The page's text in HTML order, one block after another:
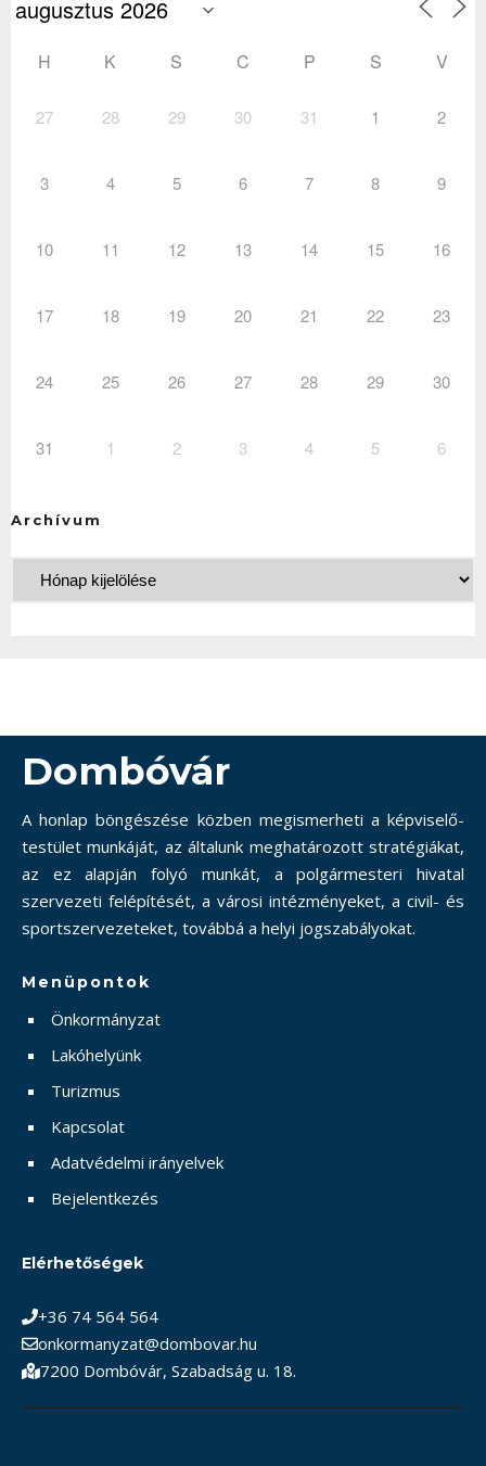
H K S C P S V
27 28 29 30 31 1 2
3 4 5 6 7 8 9
10 11 12 13 14 15 16
17 18 19 20 21 22 23
24 25 26 27 28 29 30
31 1 2 3 4 5 6
Archívum
Dombóvár
A honlap böngészése közben megismerheti a képviselő-
testület munkáját, az általunk meghatározott stratégiákat,
az ez alapján folyó munkát, a polgármesteri hivatal
szervezeti felépítését, a városi intézményeket, a civil- és
sportszervezeteket, továbbá a helyi jogszabályokat.
Menüpontok
Önkormányzat
Lakóhelyünk
Turizmus
Kapcsolat
Adatvédelmi irányelvek
Bejelentkezés
Elérhetőségek
+36 74 564 564
onkormanyzat@dombovar.hu
7200 Dombóvár, Szabadság u. 18.